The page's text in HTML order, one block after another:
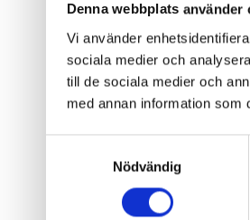
Denna webbplats använder
Vi använder
sociala medier och
till de sociala medier och
med annan information som
Nödvändig